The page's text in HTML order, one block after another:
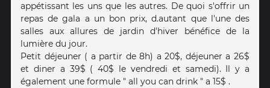
appétissant les uns que les autres. De quoi s'offrir un
repas de gala a un bon prix, d.autant que l'une des
salles aux allures de jardin d'hiver bénéfice de la
lumière du jour.
Petit déjeuner ( a partir de 8h) a 20$, déjeuner a 26$
et diner a 39$ ( 40$ le vendredi et samedi). Il y a
également une formule " all you can drink " a 15$ .